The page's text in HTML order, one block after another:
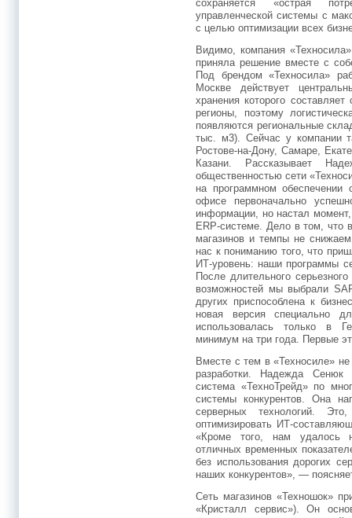
сохраняется «острая
управленческой системы с
с целью оптимизации всех
Видимо, компания
приняла решение вместе с
Под брендом «Техносила»
Москве действует
хранения которого
регионы, поэтому
появляются региональные
тыс. м3). Сейчас у компании
Ростове-на-Дону, Самаре,
Казани. Рассказывает
общественностью сети
на программном обеспечении
офисе первоначально
информации, но настал
ERP-системе. Дело в том,
магазинов и темпы не
нас к пониманию того, что
ИТ-уровень: наши программы
После длительного
возможностей мы выбрали
других приспособлена к
новая версия специально
использовалась только в
минимум на три года. Первые
Вместе с тем в «Техносиле» не
разработки. Надежда Сенюк
система «ТехноТрейд» по
системы конкурентов. Она
серверных технологий.
оптимизировать ИТ-
«Кроме того, нам удалось
отличных временных
без использования дорогих
наших конкурентов», —
Сеть магазинов «Техношок»
«Кристалл сервис»). Он